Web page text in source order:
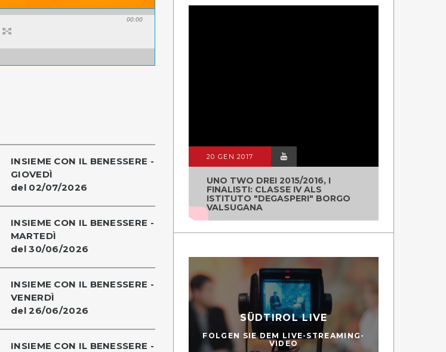
00:00
INSIEME CON IL BENESSERE -
GIOVEDÌ
del 02/07/2026
INSIEME CON IL BENESSERE -
MARTEDÌ
del 30/06/2026
INSIEME CON IL BENESSERE -
VENERDÌ
del 26/06/2026
INSIEME CON IL BENESSERE -
20 GEN 2017
UNO TWO DREI 2015/2016, I
FINALISTI: CLASSE IV ALS
ISTITUTO "DEGASPERI" BORGO
VALSUGANA
SÜDTIROL LIVE
FOLGEN SIE DEM LIVE-STREAMING-
VIDEO